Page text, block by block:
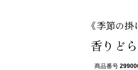
《季節の掛
香りど
商品番号